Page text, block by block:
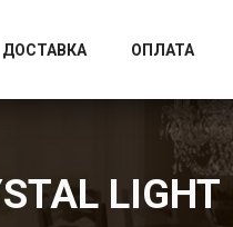
ДОСТАВКА ОПЛАТА
LIGHT